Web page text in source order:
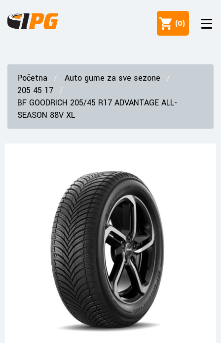
(0)
Početna
Auto gume za sve sezone
205 45 17
BF GOODRICH 205/45 R17 ADVANTAGE ALL-
SEASON 88V XL